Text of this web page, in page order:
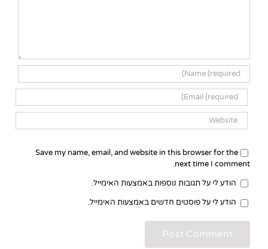
Save my name, email, and website in this browser for the
next time I comment.
הודע לי על תגובות נוספות באמצעות האימייל.
הודע לי על פוסטים חדשים באמצעות האימייל.